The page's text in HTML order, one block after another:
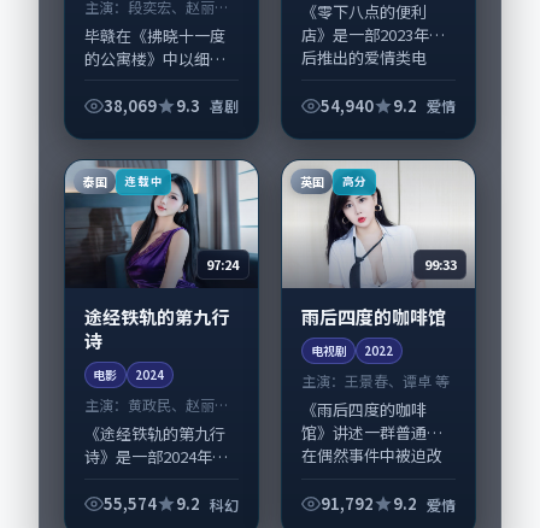
主演： 段奕宏、赵丽颖
等
毕赣在《拂晓十一度
的公寓楼》中以细腻
力，段奕宏、赵丽颖
主要在中国大陆完成
制作协同，2024-...
38,069 9.3 喜剧
《零下八点的便利
店》是一部2023年前
后推出的爱情类电
桂纶镁、舒淇，杨
事围绕当代都市中的
抉...
54,940 9.2 爱情
泰国 连载中
97:24
途经铁轨的第九行
诗
电影 2024
主演： 黄政民、赵丽颖
等
《途经铁轨的第九行
诗》是一部2024年前
影，由丹尼·博伊尔
55,574 9.2 科幻
英国 高分
99:33
雨后四度的咖啡馆
电视剧 2022
主演： 王景春、谭卓 等
《雨后四度的咖啡
馆》讲述一群普通人
在偶然事件中被迫改
爱情类型元素服务于
91,792 9.2 爱情